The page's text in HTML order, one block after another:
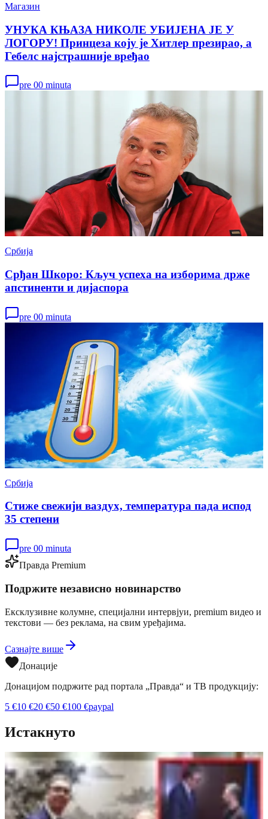
Магазин
УНУКА КЊАЗА НИКОЛЕ УБИЈЕНА ЈЕ У
ЛОГОРУ! Принцеза коју је Хитлер презирао, а
Гебелс најстрашније вређао
pre 00 minuta
Србија
Срђан Шкоро: Кључ успеха на изборима држе
апстиненти и дијаспора
pre 00 minuta
Србија
Стиже свежији ваздух, температура пада испод
35 степени
pre 00 minuta
Правда Premium
Подржите независно новинарство
Ексклузивне колумне, специјални интервјуи, premium видео и
текстови — без реклама, на свим уређајима.
Сазнајте више
Донације
Донацијом подржите рад портала „Правда“ и ТВ продукцију:
5 €10 €20 €50 €100 €paypal
Истакнуто